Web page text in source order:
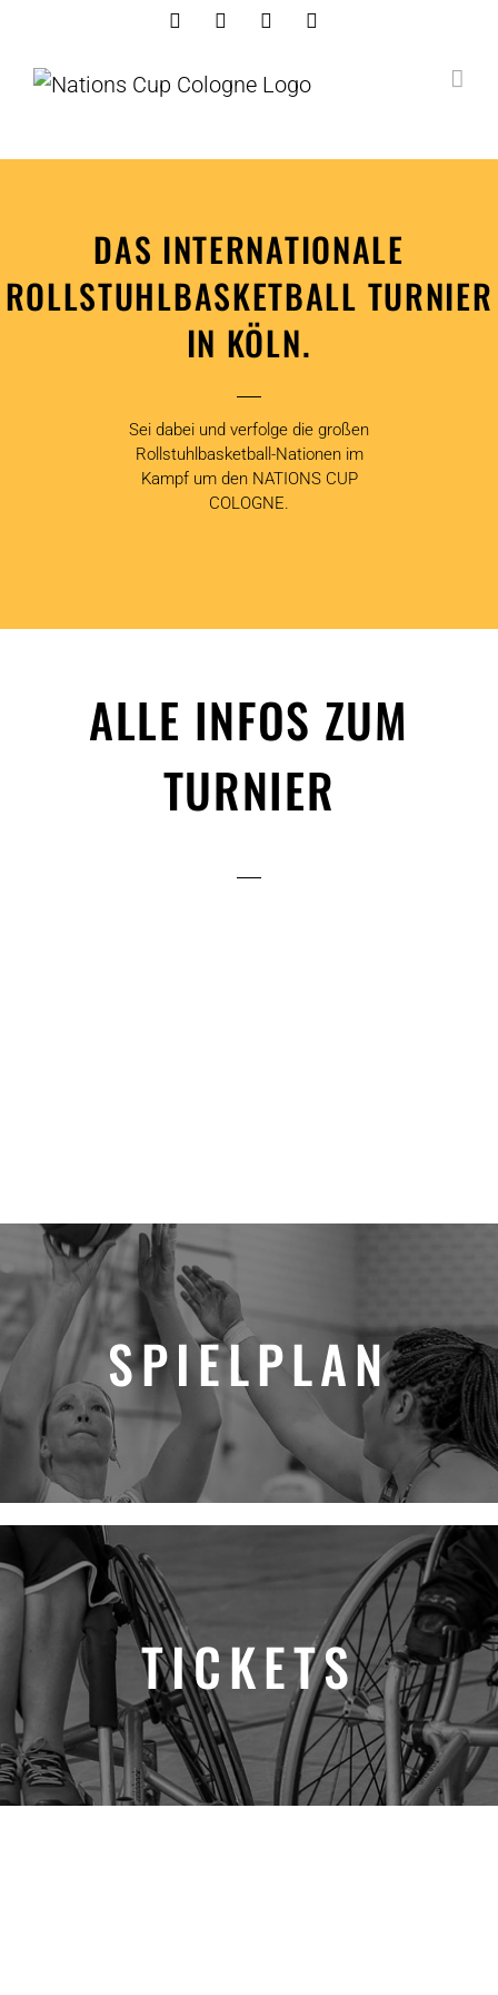
content
FacebookInstagramYoutube
DAS INTERNATIONALE
ROLLSTUHLBASKETBALL TURNIER
IN KÖLN.
Sei dabei und verfolge die großen
Rollstuhlbasketball-Nationen im
Kampf um den NATIONS CUP
COLOGNE.
ALLE INFOS ZUM
TURNIER
SPIELPLAN
TICKETS